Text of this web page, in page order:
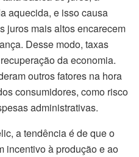
aquecida, e isso causa
juros mais altos encarecem
Desse modo, taxas
da economia.
outros fatores na hora
consumidores, como risco
administrativas.
a tendência é de que o
incentivo à produção e ao